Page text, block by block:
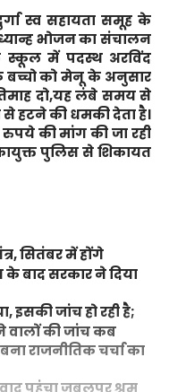
स्व सहायता समूह के
भोजन का संचालन
स्कूल में पदस्थ अरविंद
बच्चो को मेनू के अनुसार
दो,यह लंबे समय से
हटने की धमकी देता है।
की मांग की जा रही
पुलिस से शिकायत
सितंबर में होंगे
बाद सरकार ने दिया
इसकी जांच हो रही है;
वालों की जांच कब
राजनीतिक चर्चा का
पहुंचा जबलपुर श्रम